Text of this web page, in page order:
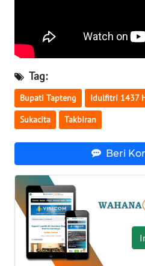
Tag:
Bupati Tapteng Idulfitri 1437
Sukacita Takbiran
Beri
NUSANTARA
WN
JOGJA
WN
JATIM
WN
KALBAR
WN
KALTENG